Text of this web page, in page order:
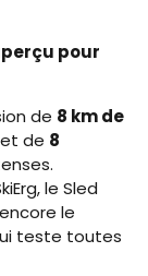
pour
de 8 km de
de 8
le Sled
le
teste toutes